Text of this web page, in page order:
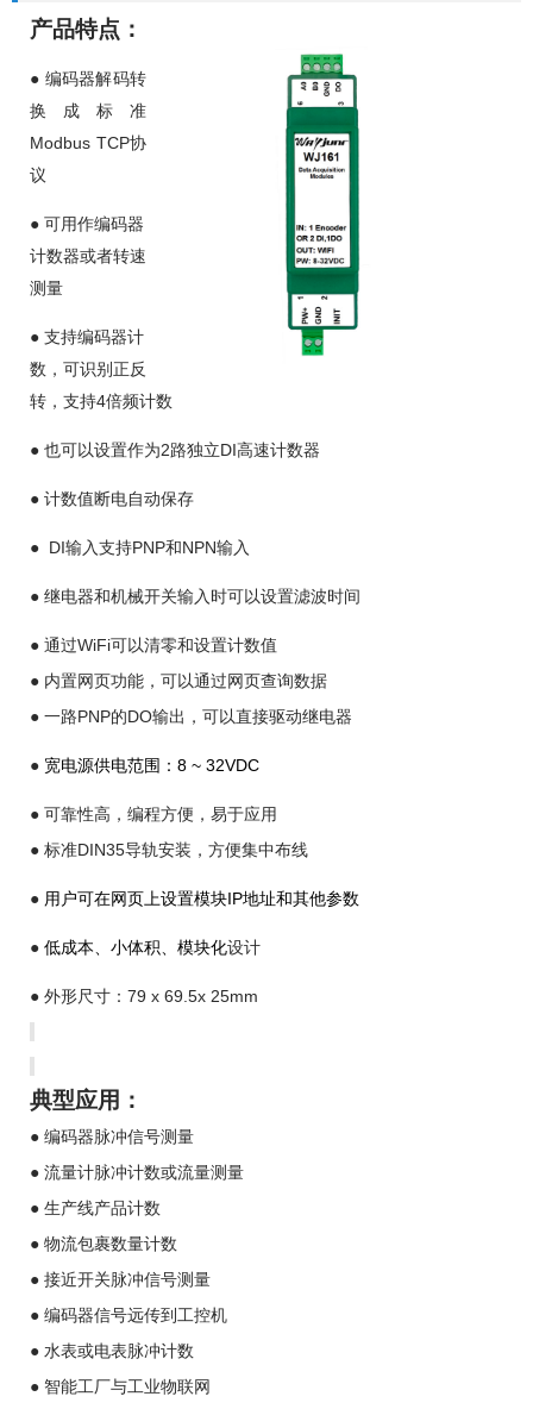
产品特点 ：
● 编码器解码转
换成标准
Modbus TCP协
议
● 可用作编码器
计数器或者转速
测量
● 支持编码器计
数，可识别正反
转，支持4倍频计数
● 也可以设置作为2路独立DI高速计数器
● 计数值断电自动保存
● DI输入支持PNP和 NPN输入
● 继电器和机械开关输入时可以设置滤波时间
● 通过WiFi可以清零和设置计数值
● 内置网页功能， 可以通过网页查询数据
● 一路PNP的DO输出，可以直接驱动继电器
● 宽电源供电范围： 8 ~ 32VDC
● 可靠性高，编程方便，易于应用
● 标准DIN35导轨安装，方便集中布线
● 用户可在网页上设置模块IP地址和其他参数
● 低成本、小体积、模块化设计
● 外形尺寸： 79 x 69.5x 25mm
典型应用：
● 编码器脉冲信号测量
● 流量计脉冲计数或流量测量
● 生产线产品计数
● 物流包裹数量计数
● 接近开关脉冲信号测量
● 编码器信号远传到工控机
● 水表或电表脉冲计数
● 智能工厂与工业物联网